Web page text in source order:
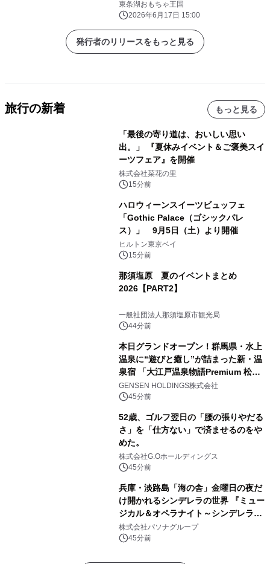
内幼児向けプール「ちゃいぷ」がリニ
ューアル！ ～
東条湖おもちゃ王国
2026年6月17日 15:00
発行者のリリースをもっと見る
旅行の新着 もっと見る
「最後の寄り道は、おいしい思い
出。」 『夏休みイベント＆ご褒美スイ
ーツフェア』を開催
株式会社菜花の里
15分前
ハロウィーンスイーツビュッフェ
「Gothic Palace（ゴシックパレ
ス）」 9月5日（土）より開催
ヒルトン東京ベイ
15分前
那須塩原 夏のイベントまとめ
2026【PART2】
一般社団法人那須塩原市観光局
44分前
本日グランドオープン！群馬県・水上
温泉に“遊びと癒し”が詰まった新・温
泉宿 「大江戸温泉物語Premium 松乃
井」が誕生
GENSEN HOLDINGS株式会社
45分前
52歳、ゴルフ翌日の「腰の張りやだる
さ」を「仕方ない」で済ませるのをや
めた。
株式会社G.Oホールディングス
45分前
兵庫・淡路島「海の舎」金曜日の夜だ
け開かれるシンデレラの世界 『ミュー
ジカル＆オペラナイト～シンデレラ
～』 9月4日より開催
株式会社パソナグループ
45分前